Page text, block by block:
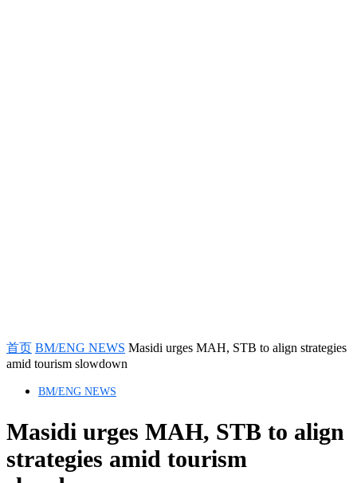
首页 BM/ENG NEWS Masidi urges MAH, STB to align strategies
amid tourism slowdown
BM/ENG NEWS
Masidi urges MAH, STB to align
strategies amid tourism